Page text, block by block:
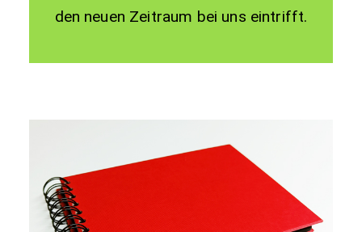
den neuen Zeitraum bei uns eintrifft.